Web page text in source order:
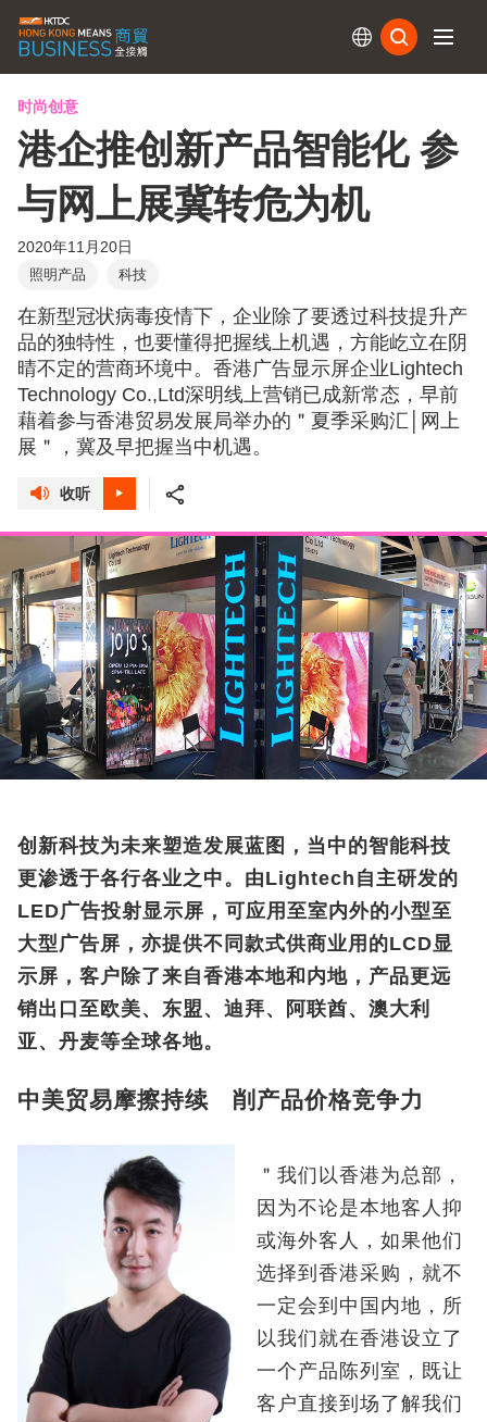
时尚创意
港企推创新产品智能化 参
与网上展冀转危为机
2020年11月20日
照明产品 科技
在新型冠状病毒疫情下，企业除了要透过科技提升产
品的独特性，也要懂得把握线上机遇，方能屹立在阴
晴不定的营商环境中。香港广告显示屏企业Lightech
Technology Co.,Ltd深明线上营销已成新常态，早前
藉着参与香港贸易发展局举办的＂夏季采购汇│网上
展＂，冀及早把握当中机遇。
收听
创新科技为未来塑造发展蓝图，当中的智能科技
更渗透于各行各业之中。由Lightech自主研发的
LED广告投射显示屏，可应用至室内外的小型至
大型广告屏，亦提供不同款式供商业用的LCD显
示屏，客户除了来自香港本地和内地，产品更远
销出口至欧美、东盟、迪拜、阿联酋、澳大利
亚、丹麦等全球各地。
中美贸易摩擦持续 削产品价格竞争力
＂我们以香港为总部，
因为不论是本地客人抑
或海外客人，如果他们
选择到香港采购，就不
一定会到中国内地，所
以我们就在香港设立了
一个产品陈列室，既让
客户直接到场了解我们